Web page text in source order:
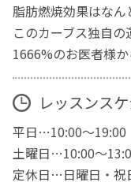
脂肪燃焼効果はなん
このカーブス独自
1666%のお医者様か
レッスンス
平日…10:00～19:00
土曜日…10:00～
定休日…日曜日・祝